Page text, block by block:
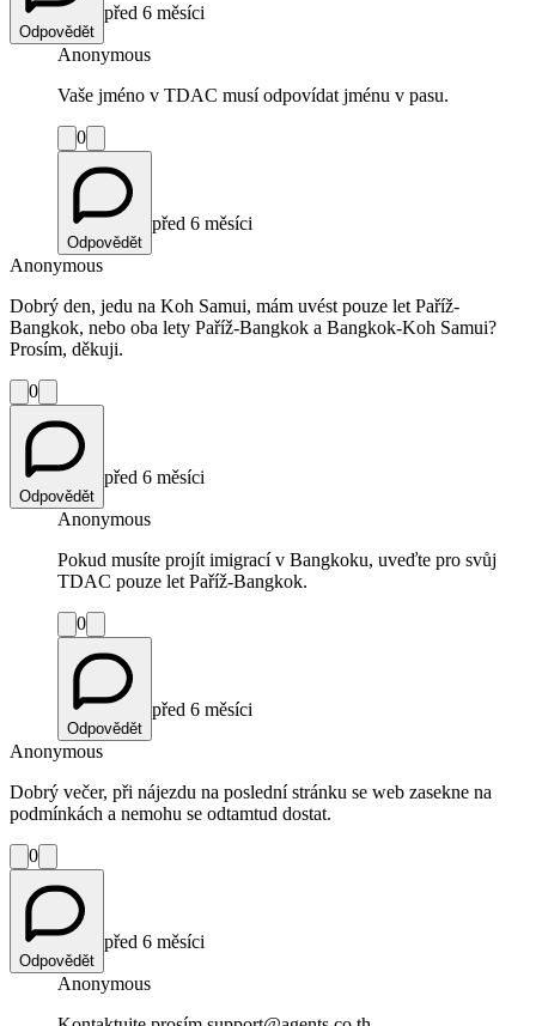
Odpovědět
před 6 měsíci
Anonymous
Vaše jméno v TDAC musí odpovídat jménu v pasu.
0
Odpovědět
před 6 měsíci
Anonymous
Dobrý den, jedu na Koh Samui, mám uvést pouze let Paříž-
Bangkok, nebo oba lety Paříž-Bangkok a Bangkok-Koh Samui?
Prosím, děkuji.
0
Odpovědět
před 6 měsíci
Anonymous
Pokud musíte projít imigrací v Bangkoku, uveďte pro svůj
TDAC pouze let Paříž-Bangkok.
0
Odpovědět
před 6 měsíci
Anonymous
Dobrý večer, při nájezdu na poslední stránku se web zasekne na
podmínkách a nemohu se odtamtud dostat.
0
Odpovědět
před 6 měsíci
Anonymous